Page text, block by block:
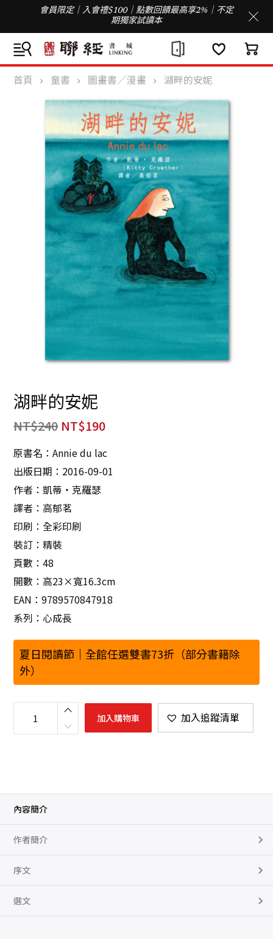
會員限定｜入會禮$100｜點數回饋最高享2%｜不定
期獨家試讀本
首頁 童書 圖畫書／漫畫 湖畔的安妮
湖畔的安妮
NT$240 NT$190
原書名：Annie du lac
出版日期：2016-09-01
作者：凱蒂‧克羅瑟
譯者：高郁茗
印刷：全彩印刷
裝訂：精裝
頁數：48
開數：高23×寬16.3cm
EAN：9789570847918
系列：心成長
夏日閱讀節｜全館任選雙書73折（部分書籍除
外）
湖
安
加入購物車 加入追蹤清單
內容簡介
作者簡介
序文
選文